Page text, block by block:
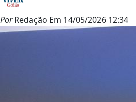
PorRedação Em 14/05/2026 12:34